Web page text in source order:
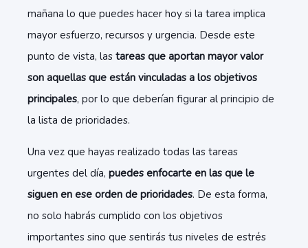
mañana lo que puedes hacer hoy si la tarea implica
mayor esfuerzo, recursos y urgencia. Desde este
punto de vista, las tareas que aportan mayor valor
son aquellas que están vinculadas a los objetivos
principales, por lo que deberían figurar al principio de
la lista de prioridades.
Una vez que hayas realizado todas las tareas
urgentes del día, puedes enfocarte en las que le
siguen en ese orden de prioridades. De esta forma,
no solo habrás cumplido con los objetivos
importantes sino que sentirás tus niveles de estrés